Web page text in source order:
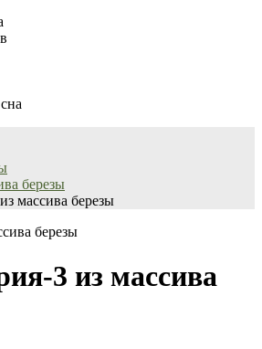
березы
массива березы
березы
3 из массива